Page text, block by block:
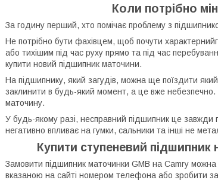
Коли потрібно
За годину перший, хто помічає проблему з
Не потрібно бути фахівцем, щоб почути
або тихішим під час руху прямо та під час
купити новий підшипник маточини.
На підшипнику, який загудів, можна ще поїздити
заклинити в будь-який момент, а це вже
маточину.
У будь-якому разі, несправний підшипник це завжди
негативно впливає на гумки, сальники та інші не
Купити ступеневий
Замовити підшипник маточинки GMB на Camry можна
вказаною на сайті номером телефона або зробити